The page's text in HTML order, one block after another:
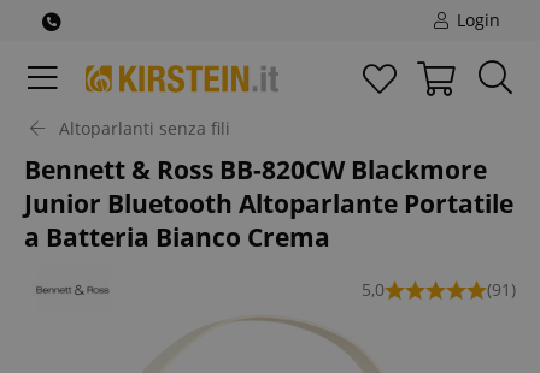
Login
Altoparlanti senza fili
Bennett & Ross BB-820CW Blackmore
Junior Bluetooth Altoparlante Portatile
a Batteria Bianco Crema
5,0 (91)